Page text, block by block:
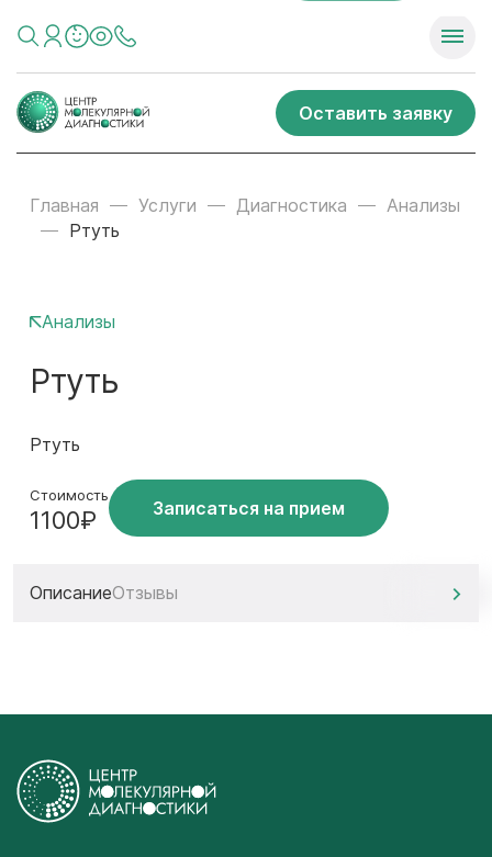
Оставить заявку
Главная Услуги Диагностика
Анализы
Ртуть
Анализы
Ртуть
Ртуть
Стоимость
1100₽ Записаться на прием
ОписаниеОтзывы